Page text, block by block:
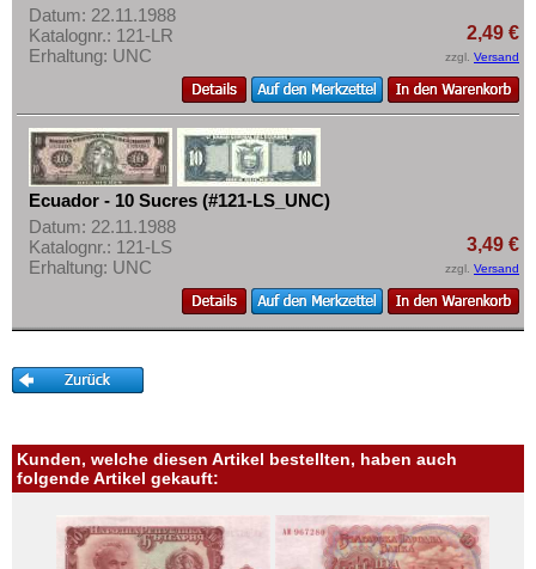
Datum: 22.11.1988
Katalognr.: 121-LR
Erhaltung: UNC
2,49 €
zzgl. Versand
Ecuador - 10 Sucres (#121-LS_UNC)
Datum: 22.11.1988
Katalognr.: 121-LS
Erhaltung: UNC
3,49 €
zzgl. Versand
Kunden, welche diesen Artikel bestellten, haben auch
folgende Artikel gekauft: